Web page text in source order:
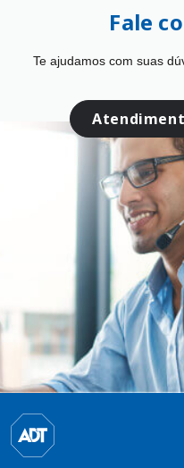
Fale
Te ajudamos com suas